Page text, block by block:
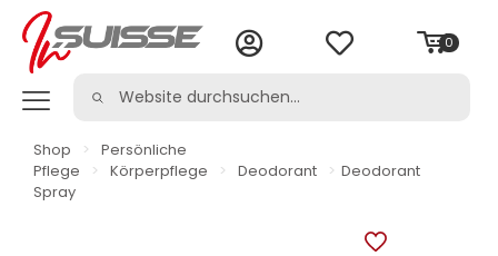
0
Shop >
Persönliche
Pflege
> Körperpflege > Deodorant > Deodorant
Spray